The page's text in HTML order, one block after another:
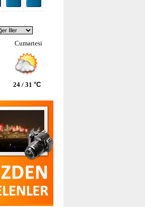
Cumartesi
24 / 31 °C